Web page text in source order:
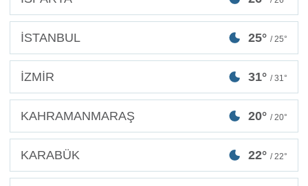
İSTANBUL 25° / 25°
İZMİR 31° / 31°
KAHRAMANMARAŞ 20° / 20°
KARABÜK 22° / 22°